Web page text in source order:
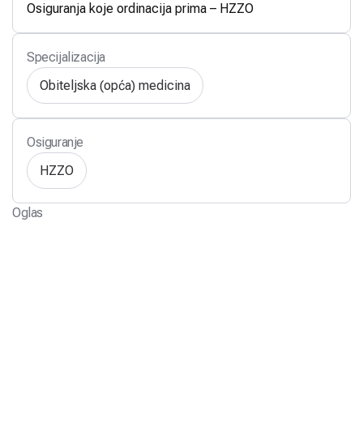
Osiguranja koje ordinacija prima – HZZO
Specijalizacija
Obiteljska (opća) medicina
Osiguranje
HZZO
Oglas